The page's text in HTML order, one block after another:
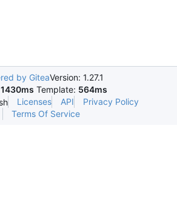
by GiteaVersion: 1.27.1
1430ms Template: 564ms
Licenses API
Privacy Policy
Terms Of Service